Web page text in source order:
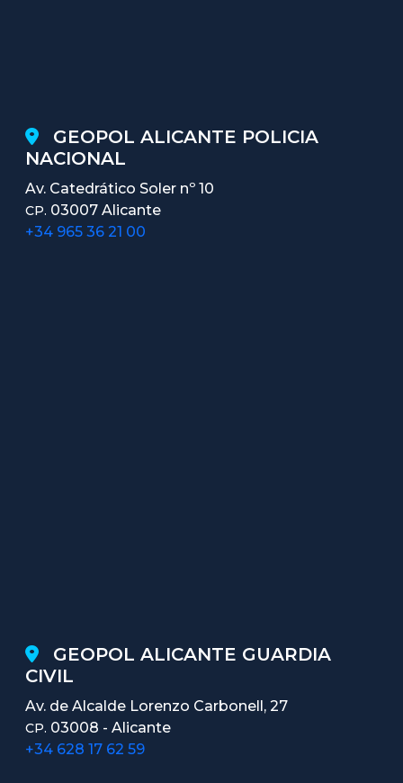
GEOPOL ALICANTE POLICIA
NACIONAL
Av. Catedrático Soler nº 10
CP. 03007 Alicante
+34 965 36 21 00
GEOPOL ALICANTE GUARDIA
CIVIL
Av. de Alcalde Lorenzo Carbonell, 27
CP. 03008 - Alicante
+34 628 17 62 59